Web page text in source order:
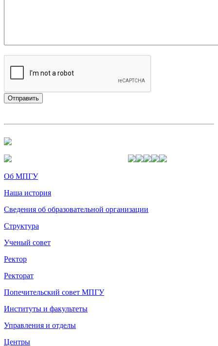
Об МПГУ
Наша история
Сведения об образовательной организации
Структура
Ученый совет
Ректор
Ректорат
Попечительский совет МПГУ
Институты и факультеты
Управления и отделы
Центры